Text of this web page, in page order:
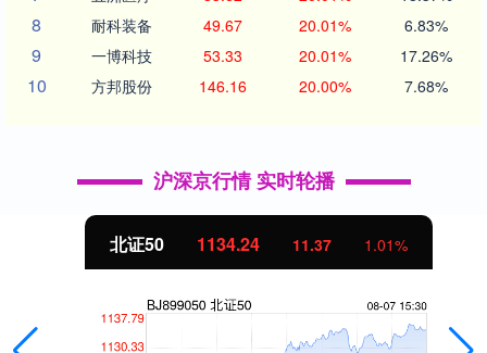
8 耐科装备 49.67 20.01% 6.83%
9 一博科技 53.33 20.01% 17.26%
10 方邦股份 146.16 20.00% 7.68%
沪深京行情 实时轮播
北证50 1134.24 11.37 1.01%